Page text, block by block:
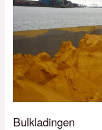
Bulkladingen